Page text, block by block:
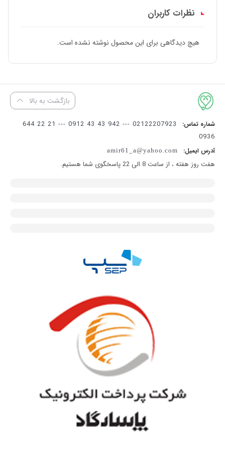
نظرات کاربران
هیچ دیدگاهی برای این محصول نوشته نشده است.
بازگشت به بالا
شماره تماس:
02122207923 --- 942 43 43 0912 --- 21 22 644
0936
آدرس ایمیل: amir61_a@yahoo.com
هفت روز هفته ، از ساعت 8 الی 22 پاسخگوی شما هستیم.